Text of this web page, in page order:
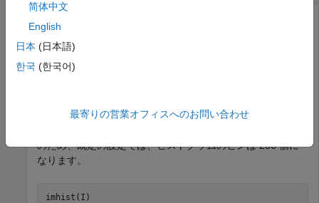
グレースケール イメージをワークスペースに読み取りま
のため、既定の設定では、ヒストグラムのビンは 256 個に
なります。
imhist(I)
简体中文
English
日本 (日本語)
한국 (한국어)
最寄りの営業オフィスへのお問い合わせ